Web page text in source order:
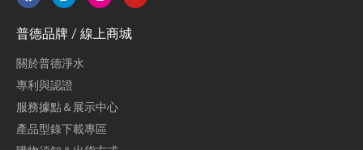
普德品牌 / 線上商城
關於普德淨水
專利與認證
服務據點＆展示中心
產品型錄下載專區